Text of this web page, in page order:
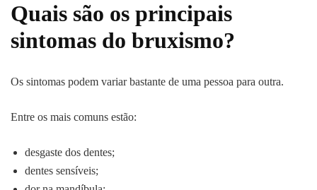
Quais são os principais
sintomas do bruxismo?
Os sintomas podem variar bastante de uma pessoa para outra.
Entre os mais comuns estão:
desgaste dos dentes;
dentes sensíveis;